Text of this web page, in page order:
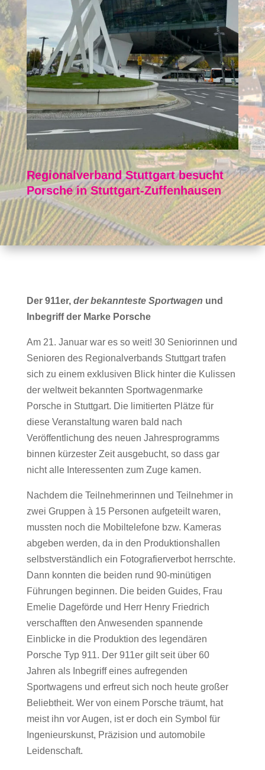
Regionalverband Stuttgart besucht
Porsche in Stuttgart-Zuffenhausen
Der 911er,der bekannteste Sportwagen und
Inbegriff der Marke Porsche
Am 21. Januar war es so weit! 30 Seniorinnen und
Senioren des Regionalverbands Stuttgart trafen
sich zu einem exklusiven Blick hinter die Kulissen
der weltweit bekannten Sportwagenmarke
Porsche in Stuttgart. Die limitierten Plätze für
diese Veranstaltung waren bald nach
Veröffentlichung des neuen Jahresprogramms
binnen kürzester Zeit ausgebucht, so dass gar
nicht alle Interessenten zum Zuge kamen.
Nachdem die Teilnehmerinnen und Teilnehmer in
zwei Gruppen à 15 Personen aufgeteilt waren,
mussten noch die Mobiltelefone bzw. Kameras
abgeben werden, da in den Produktionshallen
selbstverständlich ein Fotografierverbot herrschte.
Dann konnten die beiden rund 90-minütigen
Führungen beginnen. Die beiden Guides, Frau
Emelie Dageförde und Herr Henry Friedrich
verschafften den Anwesenden spannende
Einblicke in die Produktion des legendären
Porsche Typ 911. Der 911er gilt seit über 60
Jahren als Inbegriff eines aufregenden
Sportwagens und erfreut sich noch heute großer
Beliebtheit. Wer von einem Porsche träumt, hat
meist ihn vor Augen, ist er doch ein Symbol für
Ingenieurskunst, Präzision und automobile
Leidenschaft.